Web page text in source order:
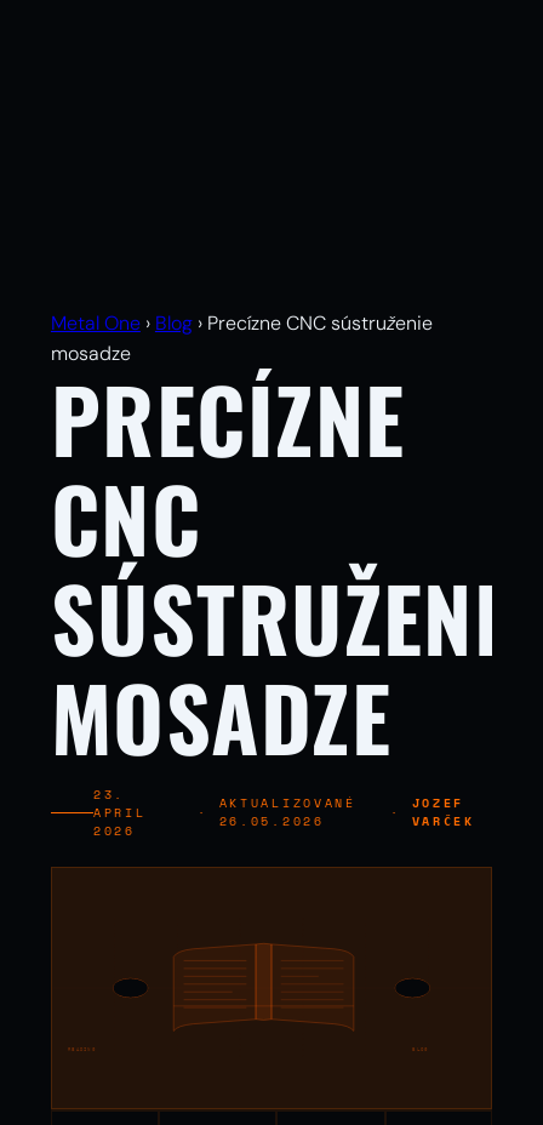
Metal One › Blog › Precízne CNC sústruženie
mosadze
PRECÍZNE
CNC
SÚSTRUŽENIE
MOSADZE
23.
APRIL
2026
·
AKTUALIZOVANÉ
26.05.2026
·
JOZEF
VARČEK
READING BLOG